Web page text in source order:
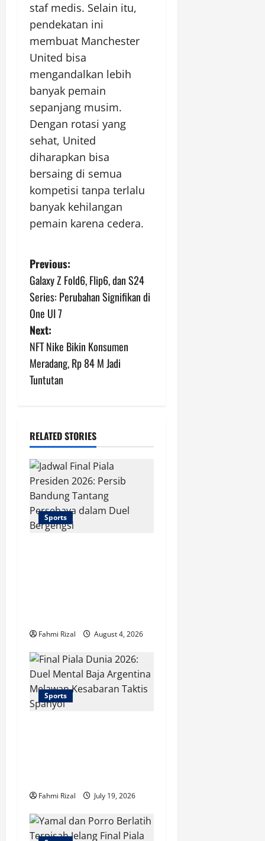
staf medis. Selain itu,
pendekatan ini
membuat Manchester
United bisa
mengandalkan lebih
banyak pemain
sepanjang musim.
Dengan rotasi yang
sehat, United
diharapkan bisa
bersaing di semua
kompetisi tanpa terlalu
banyak kehilangan
pemain karena cedera.
P
o
s
t
n
a
i
g
a
t
Previous:
Galaxy Z Fold6, Flip6, dan S24
Series: Perubahan Signifikan di
One UI 7
Next:
NFT Nike Bikin Konsumen
Meradang, Rp 84 M Jadi
Tuntutan
RELATED STORIES
Sports
Fahmi Rizal August 4, 2026
Sports
Fahmi Rizal July 19, 2026